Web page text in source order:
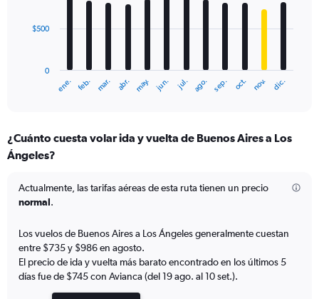
The
Range:
12
The
has
Y
axis
displaying
values.
Range:
ene. feb. mar. abr. may. jun. jul. ago. sep. oct. nov. dic.
0
$500
¿Cuánto cuesta volar ida y vuelta de Buenos Aires a Los
Ángeles?
Actualmente, las tarifas aéreas de esta ruta tienen un precio
normal.
Los vuelos de Buenos Aires a Los Ángeles generalmente cuestan
entre $735 y $986 en agosto.
El precio de ida y vuelta más barato encontrado en los últimos 5
días fue de $745 con Avianca (del 19 ago. al 10 set.).